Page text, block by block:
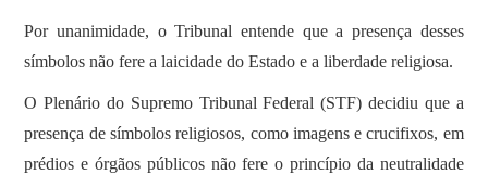
Por unanimidade, o Tribunal entende que a presença desses
símbolos não fere a laicidade do Estado e a liberdade religiosa.
O Plenário do Supremo Tribunal Federal (STF) decidiu que a
presença de símbolos religiosos, como imagens e crucifixos, em
prédios e órgãos públicos não fere o princípio da neutralidade